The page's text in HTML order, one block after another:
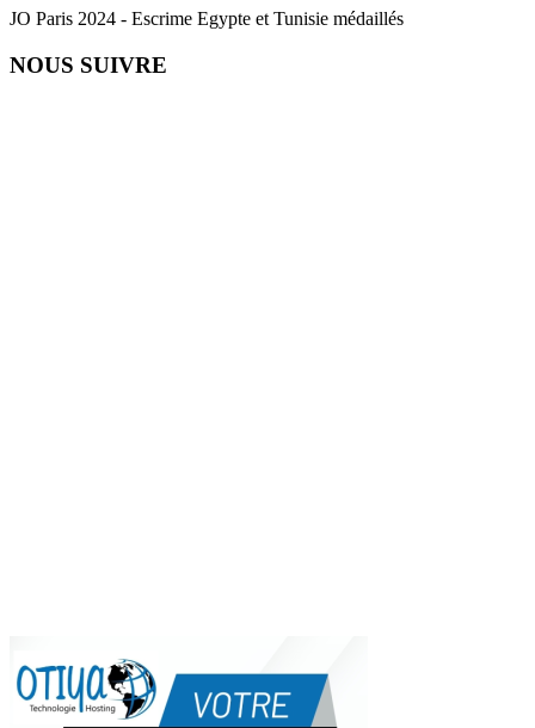
JO Paris 2024 - Escrime Egypte et Tunisie médaillés
NOUS SUIVRE